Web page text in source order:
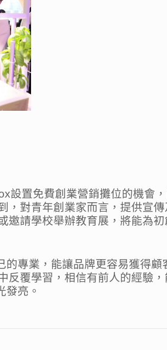
設置免費創業營銷攤位的機會
，對青年創業家而言，提供宣
請學校舉辦教育展，將能為初
專業，能讓品牌更容易獲得
反覆學習，相信有前人的經驗
發亮。